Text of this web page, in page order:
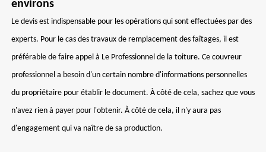
environs
Le devis est indispensable pour les opérations qui sont effectuées par des
experts. Pour le cas des travaux de remplacement des faîtages, il est
préférable de faire appel à Le Professionnel de la toiture. Ce couvreur
professionnel a besoin d'un certain nombre d'informations personnelles
du propriétaire pour établir le document. À côté de cela, sachez que vous
n'avez rien à payer pour l'obtenir. À côté de cela, il n'y aura pas
d'engagement qui va naître de sa production.